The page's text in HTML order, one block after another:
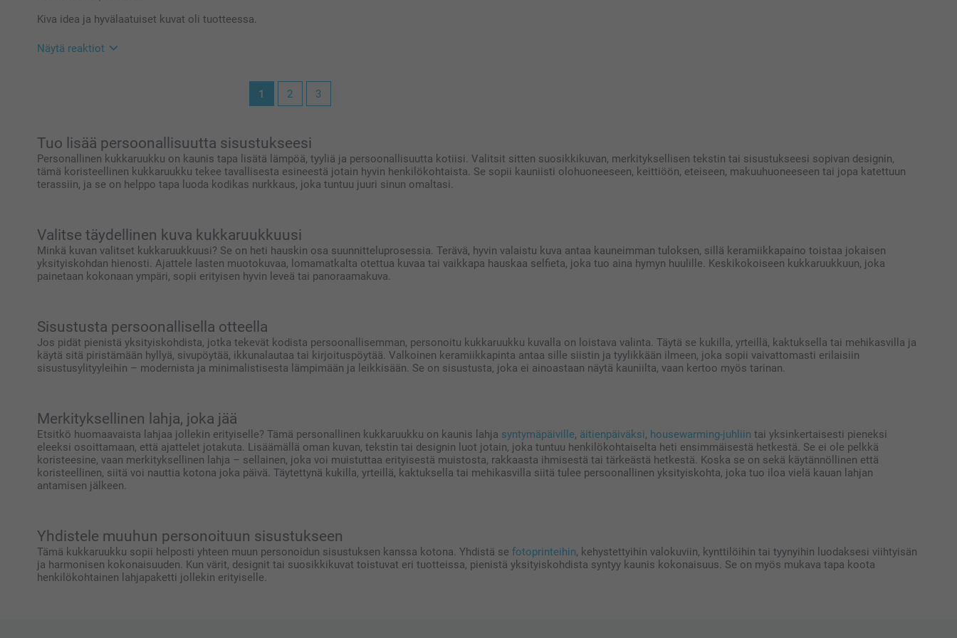
autamme mielellään.
Johanna, Smartphoto
Kiva idea ja hyvälaatuiset kuvat oli tuotteessa.
Näytä reaktiot
kukkaruukusta, toivon että siitä on iloa pitkäksi aikaa!
Lämpimin kiitoksin,
Kirsi/Smartphoto
1 2 3
Tuo lisää persoonallisuutta sisustukseesi
Personallinen kukkaruukku on kaunis tapa lisätä lämpöä, tyyliä ja persoonallisuutta kotiisi. Valitsit sitten suosikkikuvan, merkityksellisen tekstin tai sisustukseesi sopivan designin,
tämä koristeellinen kukkaruukku tekee tavallisesta esineestä jotain hyvin henkilökohtaista. Se sopii kauniisti olohuoneeseen, keittiöön, eteiseen, makuuhuoneeseen tai jopa katettuun
terassiin, ja se on helppo tapa luoda kodikas nurkkaus, joka tuntuu juuri sinun omaltasi.
Valitse täydellinen kuva kukkaruukkuusi
Minkä kuvan valitset kukkaruukkuusi? Se on heti hauskin osa suunnitteluprosessia. Terävä, hyvin valaistu kuva antaa kauneimman tuloksen, sillä keramiikkapaino toistaa jokaisen
yksityiskohdan hienosti. Ajattele lasten muotokuvaa, lomamatkalta otettua kuvaa tai vaikkapa hauskaa selfieta, joka tuo aina hymyn huulille. Keskikokoiseen kukkaruukkuun, joka
painetaan kokonaan ympäri, sopii erityisen hyvin leveä tai panoraamakuva.
Sisustusta persoonallisella otteella
Jos pidät pienistä yksityiskohdista, jotka tekevät kodista persoonallisemman, personoitu kukkaruukku kuvalla on loistava valinta. Täytä se kukilla, yrteillä, kaktuksella tai mehikasvilla ja
käytä sitä piristämään hyllyä, sivupöytää, ikkunalautaa tai kirjoituspöytää. Valkoinen keramiikkapinta antaa sille siistin ja tyylikkään ilmeen, joka sopii vaivattomasti erilaisiin
sisustusylityyleihin – modernista ja minimalistisesta lämpimään ja leikkisään. Se on sisustusta, joka ei ainoastaan näytä kauniilta, vaan kertoo myös tarinan.
Merkityksellinen lahja, joka jää
Etsitkö huomaavaista lahjaa jollekin erityiselle? Tämä personallinen kukkaruukku on kaunis lahja syntymäpäiville, äitienpäiväksi, housewarming-juhliin tai yksinkertaisesti pieneksi
eleeksi osoittamaan, että ajattelet jotakuta. Lisäämällä oman kuvan, tekstin tai designin luot jotain, joka tuntuu henkilökohtaiselta heti ensimmäisestä hetkestä. Se ei ole pelkkä
koristeesine, vaan merkityksellinen lahja – sellainen, joka voi muistuttaa erityisestä muistosta, rakkaasta ihmisestä tai tärkeästä hetkestä. Koska se on sekä käytännöllinen että
koristeellinen, siitä voi nauttia kotona joka päivä. Täytettynä kukilla, yrteillä, kaktuksella tai mehikasvilla siitä tulee persoonallinen yksityiskohta, joka tuo iloa vielä kauan lahjan
antamisen jälkeen.
Yhdistele muuhun personoituun sisustukseen
Tämä kukkaruukku sopii helposti yhteen muun personoidun sisustuksen kanssa kotona. Yhdistä se fotoprinteihin, kehystettyihin valokuviin, kynttilöihin tai tyynyihin luodaksesi viihtyisän
ja harmonisen kokonaisuuden. Kun värit, designit tai suosikkikuvat toistuvat eri tuotteissa, pienistä yksityiskohdista syntyy kaunis kokonaisuus. Se on myös mukava tapa koota
henkilökohtainen lahjapaketti jollekin erityiselle.